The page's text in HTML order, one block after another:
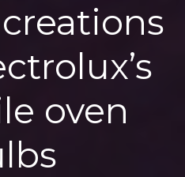
oven